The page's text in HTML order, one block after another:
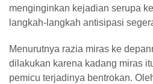
menginginkan kejadian serupa
langkah-langkah antisipasi
Menurutnya razia miras ke
dilakukan karena kadang miras
pemicu terjadinya bentrokan.